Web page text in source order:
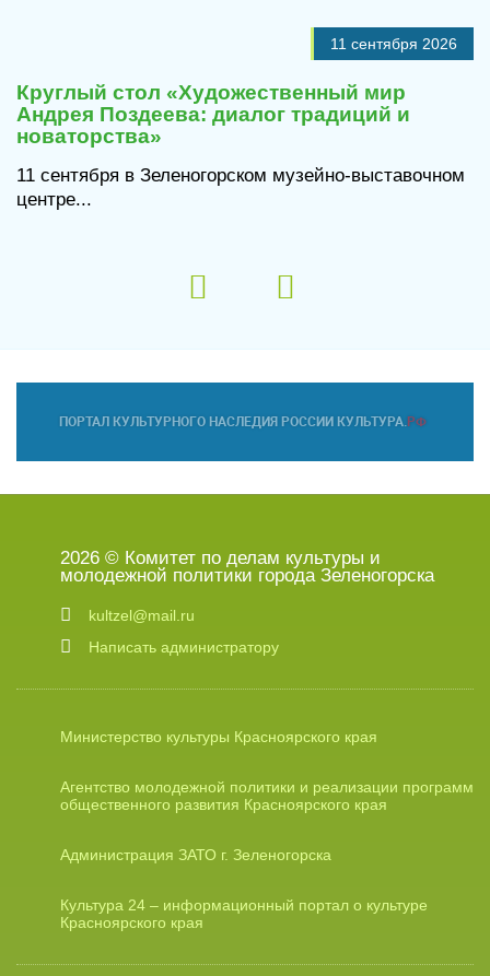
11 сентября 2026
Круглый стол «Художественный мир
Андрея Поздеева: диалог традиций и
новаторства»
11 сентября в Зеленогорском музейно-выставочном
центре...
2026 © Комитет по делам культуры и
молодежной политики города Зеленогорска
kultzel@mail.ru
Написать администратору
Министерство культуры Красноярского края
Агентство молодежной политики и реализации программ
общественного развития Красноярского края
Администрация ЗАТО г. Зеленогорска
Культура 24 – информационный портал о культуре
Красноярского края